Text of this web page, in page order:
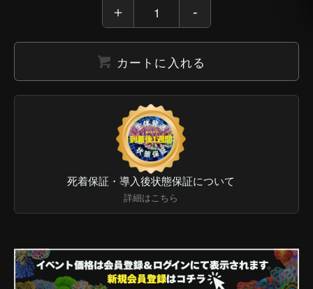
カートに入れる
死着保証・導入後状態保証について
詳細はこちら